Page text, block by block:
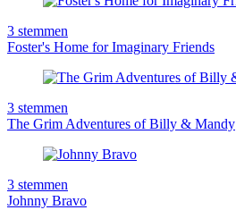
3 stemmen
Foster's Home for Imaginary Friends
3 stemmen
The Grim Adventures of Billy & Mandy
3 stemmen
Johnny Bravo